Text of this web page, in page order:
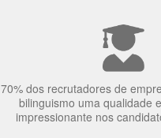
70% dos recrutadores de
bilinguismo uma qualidade
impressionante nos